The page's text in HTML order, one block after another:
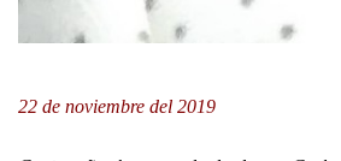
22 de noviembre del 2019